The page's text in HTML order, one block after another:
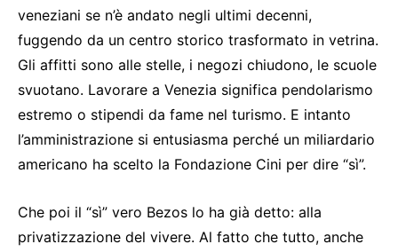
veneziani se n’è andato negli ultimi decenni,
fuggendo da un centro storico trasformato in vetrina.
Gli affitti sono alle stelle, i negozi chiudono, le scuole
svuotano. Lavorare a Venezia significa pendolarismo
estremo o stipendi da fame nel turismo. E intanto
l’amministrazione si entusiasma perché un miliardario
americano ha scelto la Fondazione Cini per dire “sì”.
Che poi il “sì” vero Bezos lo ha già detto: alla
privatizzazione del vivere. Al fatto che tutto, anche